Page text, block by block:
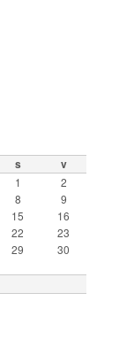
s v
1
2
8
9
15
16
22
23
29
30